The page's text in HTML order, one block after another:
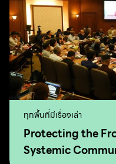
ทุกพื้นที่มีเรื่องเล่า
Protecting the
Systemic